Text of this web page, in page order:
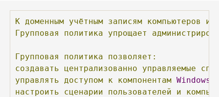
записи
записи
К доменным учётным записям компьютеров и
Групповая
политика упрощает
Групповая политика
позволяет:
создавать
централизованно управляемые
управлять
доступом к компонентам Windows
настроить
сценарии пользователей и